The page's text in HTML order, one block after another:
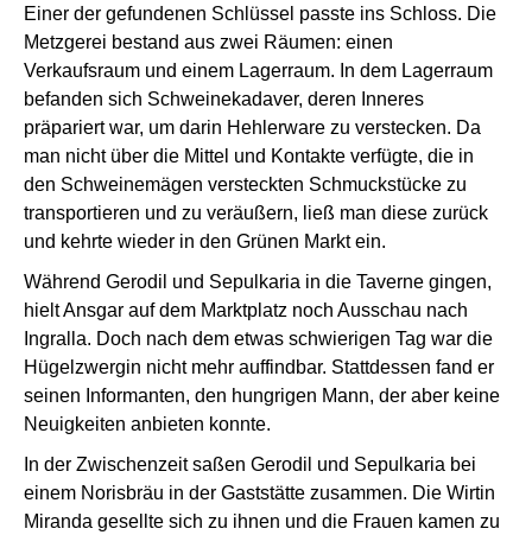
Einer der gefundenen Schlüssel passte ins Schloss. Die
Metzgerei bestand aus zwei Räumen: einen
Verkaufsraum und einem Lagerraum. In dem Lagerraum
befanden sich Schweinekadaver, deren Inneres
präpariert war, um darin Hehlerware zu verstecken. Da
man nicht über die Mittel und Kontakte verfügte, die in
den Schweinemägen versteckten Schmuckstücke zu
transportieren und zu veräußern, ließ man diese zurück
und kehrte wieder in den Grünen Markt ein.
Während Gerodil und Sepulkaria in die Taverne gingen,
hielt Ansgar auf dem Marktplatz noch Ausschau nach
Ingralla. Doch nach dem etwas schwierigen Tag war die
Hügelzwergin nicht mehr auffindbar. Stattdessen fand er
seinen Informanten, den hungrigen Mann, der aber keine
Neuigkeiten anbieten konnte.
In der Zwischenzeit saßen Gerodil und Sepulkaria bei
einem Norisbräu in der Gaststätte zusammen. Die Wirtin
Miranda gesellte sich zu ihnen und die Frauen kamen zu